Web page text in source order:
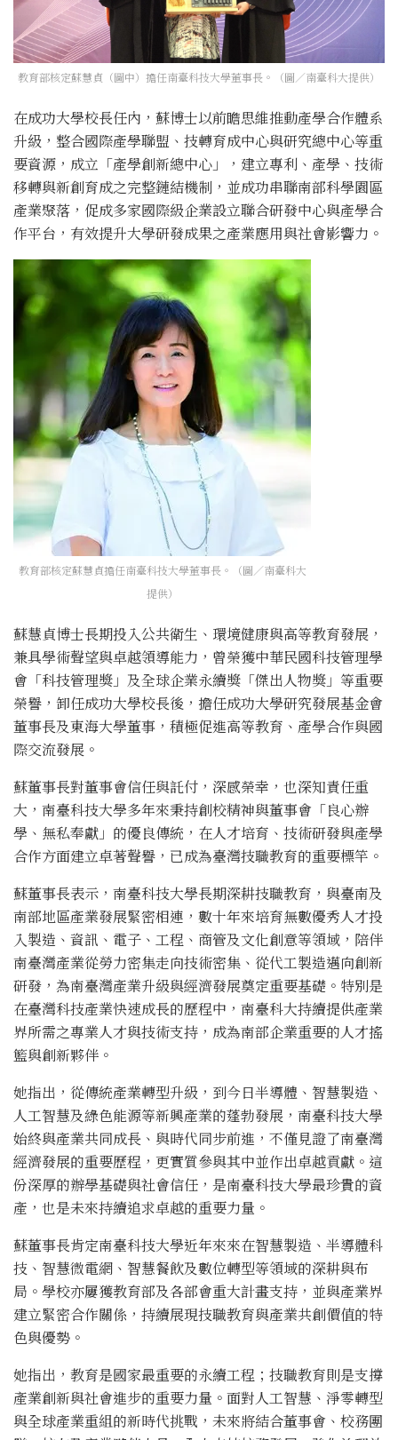
教育部核定蘇慧貞（圖中）擔任南臺科技大學董事長。（圖／南臺科大提供）
在成功大學校長任內，蘇博士以前瞻思維推動產學合作體系
升級，整合國際產學聯盟、技轉育成中心與研究總中心等重
要資源，成立「產學創新總中心」，建立專利、產學、技術
移轉與新創育成之完整鏈結機制，並成功串聯南部科學園區
產業聚落，促成多家國際級企業設立聯合研發中心與產學合
作平台，有效提升大學研發成果之產業應用與社會影響力。
教育部核定蘇慧貞擔任南臺科技大學董事長。（圖／南臺科大
提供）
蘇慧貞博士長期投入公共衛生、環境健康與高等教育發展，
兼具學術聲望與卓越領導能力，曾榮獲中華民國科技管理學
會「科技管理獎」及全球企業永續獎「傑出人物獎」等重要
榮譽，卸任成功大學校長後，擔任成功大學研究發展基金會
董事長及東海大學董事，積極促進高等教育、產學合作與國
際交流發展。
蘇董事長對董事會信任與託付，深感榮幸，也深知責任重
大，南臺科技大學多年來秉持創校精神與董事會「良心辦
學、無私奉獻」的優良傳統，在人才培育、技術研發與產學
合作方面建立卓著聲譽，已成為臺灣技職教育的重要標竿。
蘇董事長表示，南臺科技大學長期深耕技職教育，與臺南及
南部地區產業發展緊密相連，數十年來培育無數優秀人才投
入製造、資訊、電子、工程、商管及文化創意等領域，陪伴
南臺灣產業從勞力密集走向技術密集、從代工製造邁向創新
研發，為南臺灣產業升級與經濟發展奠定重要基礎。特別是
在臺灣科技產業快速成長的歷程中，南臺科大持續提供產業
界所需之專業人才與技術支持，成為南部企業重要的人才搖
籃與創新夥伴。
她指出，從傳統產業轉型升級，到今日半導體、智慧製造、
人工智慧及綠色能源等新興產業的蓬勃發展，南臺科技大學
始終與產業共同成長、與時代同步前進，不僅見證了南臺灣
經濟發展的重要歷程，更實質參與其中並作出卓越貢獻。這
份深厚的辦學基礎與社會信任，是南臺科技大學最珍貴的資
產，也是未來持續追求卓越的重要力量。
蘇董事長肯定南臺科技大學近年來來在智慧製造、半導體科
技、智慧微電網、智慧餐飲及數位轉型等領域的深耕與布
局。學校亦屢獲教育部及各部會重大計畫支持，並與產業界
建立緊密合作關係，持續展現技職教育與產業共創價值的特
色與優勢。
她指出，教育是國家最重要的永續工程；技職教育則是支撐
產業創新與社會進步的重要力量。面對人工智慧、淨零轉型
與全球產業重組的新時代挑戰，未來將結合董事會、校務團